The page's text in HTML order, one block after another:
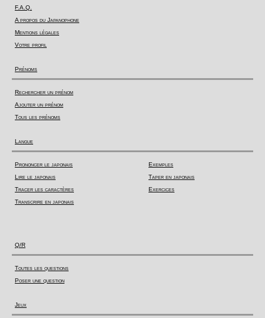
F.A.Q.
A propos du Japanophone
Mentions légales
Votre profil
Prénoms
Rechercher un prénom
Ajouter un prénom
Tous les prénoms
Langue
Prononcer le japonais
Lire le japonais
Tracer les caractères
Transcrire en japonais
Exemples
Taper en japonais
Exercices
Q/R
Toutes les questions
Poser une question
Jeux